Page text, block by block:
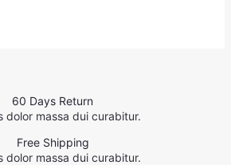
60 Days Return
dolor massa dui curabitur.
Free Shipping
dolor massa dui curabitur.